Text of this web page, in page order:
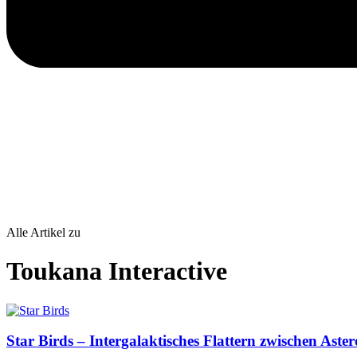
Alle Artikel zu
Toukana Interactive
Star Birds – Intergalaktisches Flattern zwischen